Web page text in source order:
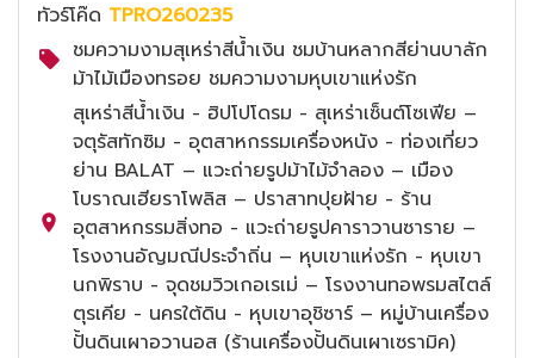
ทัวร์โค๊ด TPRO260235
ชมความงามสุเหร่าสีน้ำเงิน ชมบ้านหลากสีย่านบาลัก
ม้าไม้เมืองทรอย ชมความงามหุบเขาแห่งรัก
สุเหร่าสีน้ำเงิน - ฮิปโปโดรม - สุเหร่าเซ็นต์โซเฟีย –
จตุรัสทักซิม - อุตสาหกรรมเครื่องหนัง - ท่องเที่ยว
ย่าน BALAT – แวะถ่ายรูปม้าไม้จำลอง – เมือง
โบราณเฮียราโพลิส – ปราสาทปุยฝ้าย - ร้าน
อุตสาหกรรมสิ่งทอ - แวะถ่ายรูปคาราวานซาราย –
โรงงานอัญมณีประจำถิ่น – หุบเขาแห่งรัก - หุบเขา
นกพิราบ - จุดชมวิวเกอเรเม่ – โรงงานทอพรมสไตล์
ตุรเคีย - นครใต้ดิน - หุบเขาอุชิซาร์ – หมู่บ้านเครื่อง
ปั้นดินเผาอวานอส (ร้านเครื่องปั้นดินเผาเซรามิค)